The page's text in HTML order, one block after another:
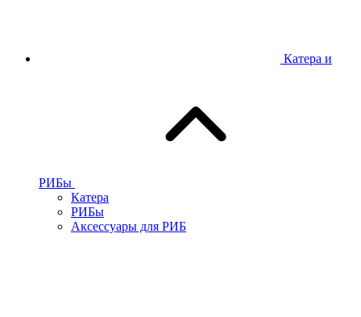
Катера и
РИБы
Катера
РИБы
Аксессуары для РИБ